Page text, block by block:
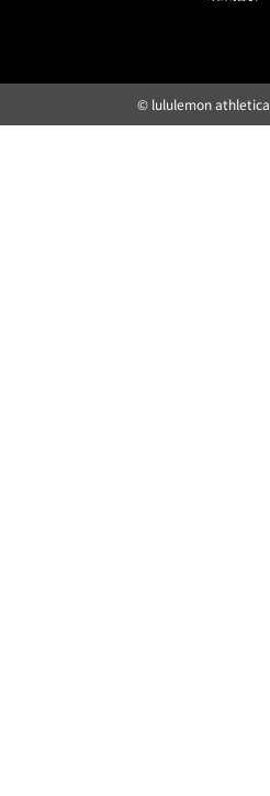
© lululemon athletica